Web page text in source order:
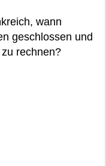
wann
geschlossen und
rechnen?